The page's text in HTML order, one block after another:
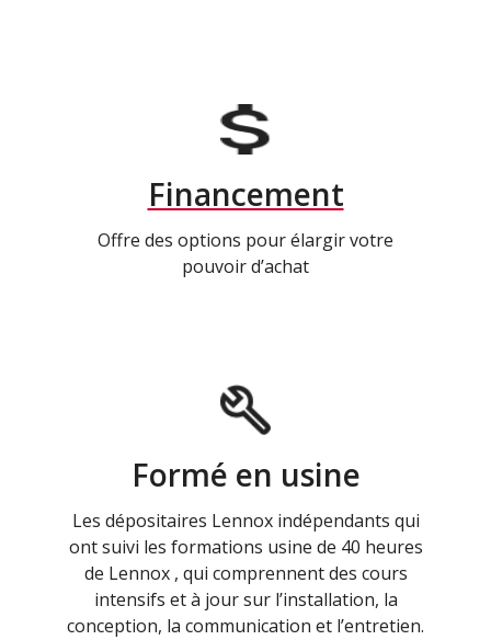
Financement
Offre des options pour élargir votre
pouvoir d’achat
Formé en usine
Les dépositaires Lennox indépendants qui
ont suivi les formations usine de 40 heures
de Lennox , qui comprennent des cours
intensifs et à jour sur l’installation, la
conception, la communication et l’entretien.